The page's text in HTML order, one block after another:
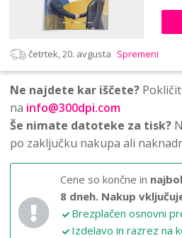
četrtek, 20. avgusta Spremeni
Ne najdete kar iščete?
na info@300dpi.com
Še nimate datoteke za tisk?
po zaključku nakupa ali
Cene so končne in
8 dneh. Nakup
Brezplačen osnovni
Izdelavo in razrez na